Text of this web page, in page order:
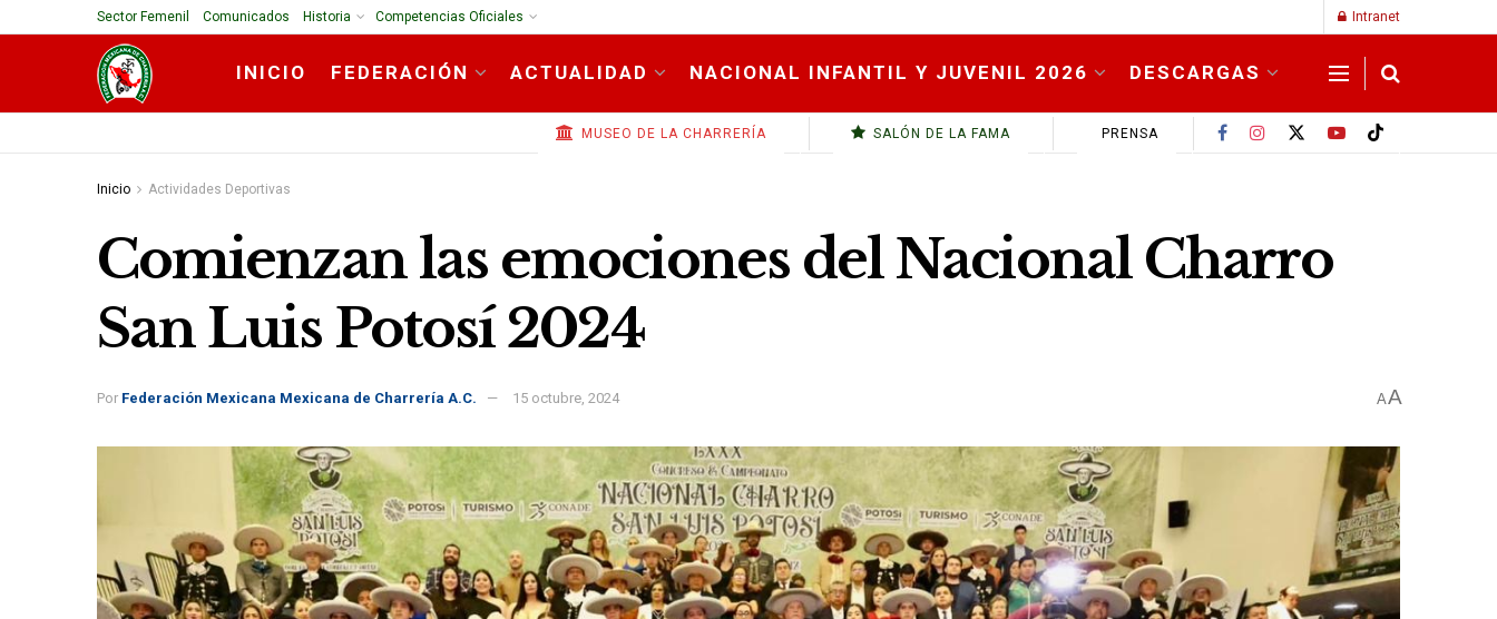
Sector Femenil Comunicados Historia Competencias Oficiales Intranet
INICIO FEDERACIÓN ACTUALIDAD NACIONAL INFANTIL Y JUVENIL 2026 DESCARGAS
MUSEO DE LA CHARRERÍA SALÓN DE LA FAMA PRENSA
Inicio Actividades Deportivas
Comienzan las emociones del Nacional Charro
San Luis Potosí 2024
Por Federación Mexicana Mexicana de Charrería A.C. 15 octubre, 2024 AA